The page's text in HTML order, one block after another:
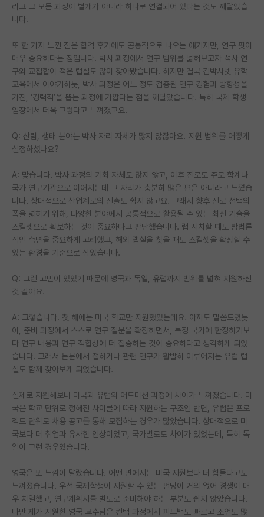
리고 그 모든 과정이 별개가 아니라 하나로 연결되어 있다는 것도 깨달았습
니다.
또 한 가지 느낀 점은 합격 후기에도 공통적으로 나오는 얘기지만, 연구 핏이
매우 중요하다는 점입니다. 박사 과정에서 연구 범위를 넓혀보고자 석사 연
구와 교집합이 적은 랩실도 많이 찾아봤습니다. 하지만 결국 김박사넷 유학
교육에서 이야기하듯, 박사 과정은 어느 정도 검증된 연구 경험과 방향성을
가진, ‘경력직’을 뽑는 과정에 가깝다는 점을 깨달았습니다. 특히 국제 학생
입장에서 더욱 그렇다고 느껴졌고요.
Q: 산림, 생태 분야는 박사 자리 자체가 많지 않잖아요. 지원 범위를 어떻게
설정하셨나요?
A: 맞습니다. 박사 과정의 기회 자체도 많지 않고, 이후 진로도 주로 학계나
국가 연구기관으로 이어지는데 그 자리가 충분히 많은 편은 아니라고 느꼈습
니다. 상대적으로 산업계로의 진출도 쉽지 않고요. 그래서 향후 진로 선택의
폭을 넓히기 위해, 다양한 분야에서 공통적으로 활용될 수 있는 최신 기술을
스킬셋으로 확보하는 것이 중요하다고 판단했습니다. 랩 서치할 때도 방법론
적인 측면을 중요하게 고려했고, 해외 랩실을 찾을 때도 스킬셋을 확장할 수
있는 환경을 기준으로 삼았습니다.
Q: 그런 고민이 있었기 때문에 영국과 독일, 유럽까지 범위를 넓혀 지원하신
것 같아요.
A: 그렇습니다. 첫 해에는 미국 학교만 지원했었는데요. 아까도 말씀드렸듯
이, 준비 과정에서 스스로 연구 질문을 확장하면서, 특정 국가에 한정하기보
다 연구 내용과 연구 적합성에 더 집중하는 것이 중요하다고 생각하게 되었
습니다. 그래서 논문에서 접하거나 관련 연구가 활발히 이루어지는 유럽 랩
실도 함께 찾아보게 되었습니다.
실제로 지원해보니 미국과 유럽의 어드미션 과정에 차이가 느껴졌습니다. 미
국은 학교 단위로 정해진 사이클에 따라 지원하는 구조인 반면, 유럽은 프로
젝트 단위로 채용 공고를 통해 모집하는 경우가 많았습니다. 상대적으로 미
국보다 더 취업과 유사한 인상이었고, 국가별로도 차이가 있었는데, 특히 독
일이 그런 경우였습니다.
영국은 또 느낌이 달랐습니다. 어떤 면에서는 미국 지원보다 더 힘들다고도
느껴졌습니다. 우선 국제학생이 지원할 수 있는 펀딩이 거의 없어 경쟁이 매
우 치열했고, 연구계획서를 별도로 준비해야 하는 부분도 쉽지 않았습니다.
다만 제가 지원한 영국 교수님은 컨택 과정에서 피드백도 빠르고 조언도 많